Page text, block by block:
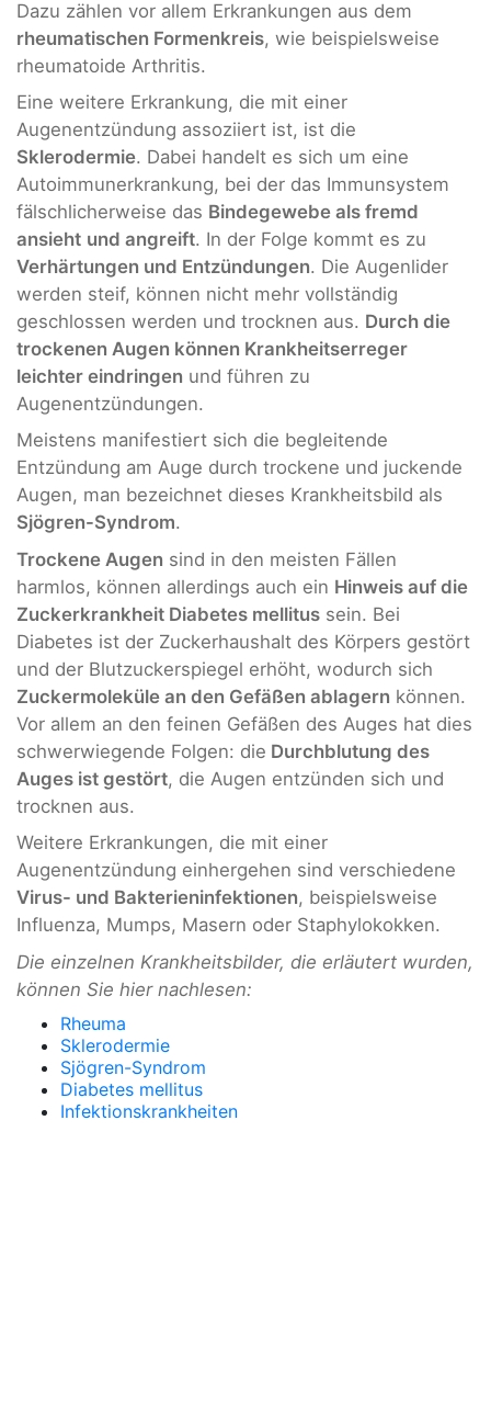
Dazu zählen vor allem Erkrankungen aus dem
rheumatischen Formenkreis, wie beispielsweise
rheumatoide Arthritis.
Eine weitere Erkrankung, die mit einer
Augenentzündung assoziiert ist, ist die
Sklerodermie. Dabei handelt es sich um eine
Autoimmunerkrankung, bei der das Immunsystem
fälschlicherweise das Bindegewebe als fremd
ansieht und angreift. In der Folge kommt es zu
Verhärtungen und Entzündungen. Die Augenlider
werden steif, können nicht mehr vollständig
geschlossen werden und trocknen aus. Durch die
trockenen Augen können Krankheitserreger
leichter eindringen und führen zu
Augenentzündungen.
Meistens manifestiert sich die begleitende
Entzündung am Auge durch trockene und juckende
Augen, man bezeichnet dieses Krankheitsbild als
Sjögren-Syndrom.
Trockene Augen sind in den meisten Fällen
harmlos, können allerdings auch ein Hinweis auf die
Zuckerkrankheit Diabetes mellitus sein. Bei
Diabetes ist der Zuckerhaushalt des Körpers gestört
und der Blutzuckerspiegel erhöht, wodurch sich
Zuckermoleküle an den Gefäßen ablagern können.
Vor allem an den feinen Gefäßen des Auges hat dies
schwerwiegende Folgen: die Durchblutung des
Auges ist gestört, die Augen entzünden sich und
trocknen aus.
Weitere Erkrankungen, die mit einer
Augenentzündung einhergehen sind verschiedene
Virus- und Bakterieninfektionen, beispielsweise
Influenza, Mumps, Masern oder Staphylokokken.
Die einzelnen Krankheitsbilder, die erläutert wurden,
können Sie hier nachlesen:
Rheuma
Sklerodermie
Sjögren-Syndrom
Diabetes mellitus
Infektionskrankheiten